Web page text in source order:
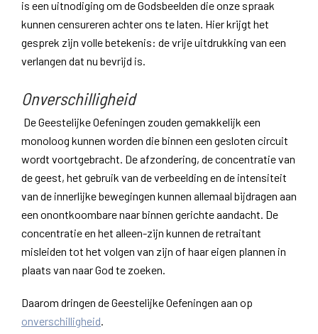
is een uitnodiging om de Godsbeelden die onze spraak
kunnen censureren achter ons te laten. Hier krijgt het
gesprek zijn volle betekenis: de vrije uitdrukking van een
verlangen dat nu bevrijd is.
Onverschilligheid
De Geestelijke Oefeningen zouden gemakkelijk een
monoloog kunnen worden die binnen een gesloten circuit
wordt voortgebracht. De afzondering, de concentratie van
de geest, het gebruik van de verbeelding en de intensiteit
van de innerlijke bewegingen kunnen allemaal bijdragen aan
een onontkoombare naar binnen gerichte aandacht. De
concentratie en het alleen-zijn kunnen de retraitant
misleiden tot het volgen van zijn of haar eigen plannen in
plaats van naar God te zoeken.
Daarom dringen de Geestelijke Oefeningen aan op
onverschilligheid